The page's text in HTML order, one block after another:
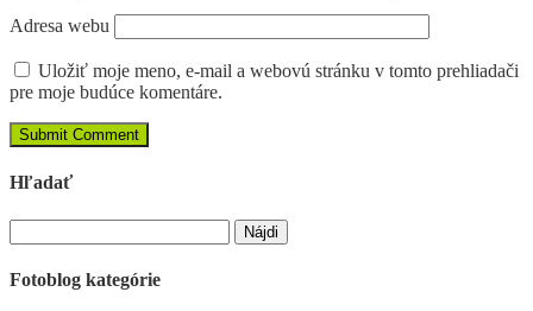
Adresa webu
Uložiť moje meno, e-mail a webovú stránku v tomto prehliadači
pre moje budúce komentáre.
Hľadať
Fotoblog kategórie